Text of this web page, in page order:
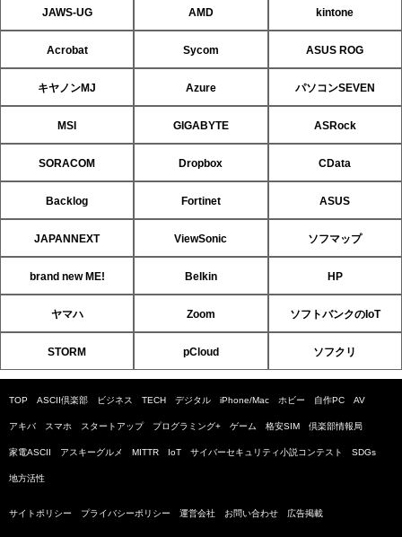
JAWS-UG AMD kintone
Acrobat Sycom ASUS ROG
キヤノンMJ Azure パソコンSEVEN
MSI GIGABYTE ASRock
SORACOM Dropbox CData
Backlog Fortinet ASUS
JAPANNEXT ViewSonic ソフマップ
brand new ME! Belkin HP
ヤマハ Zoom ソフトバンクのIoT
STORM pCloud ソフクリ
TOP ASCII倶楽部 ビジネス TECH デジタル iPhone/Mac ホビー 自作PC AV
アキバ スマホ スタートアップ プログラミング+ ゲーム 格安SIM 倶楽部情報局
家電ASCII アスキーグルメ MITTR IoT サイバーセキュリティ小説コンテスト SDGs
地方活性
サイトポリシー プライバシーポリシー 運営会社 お問い合わせ 広告掲載